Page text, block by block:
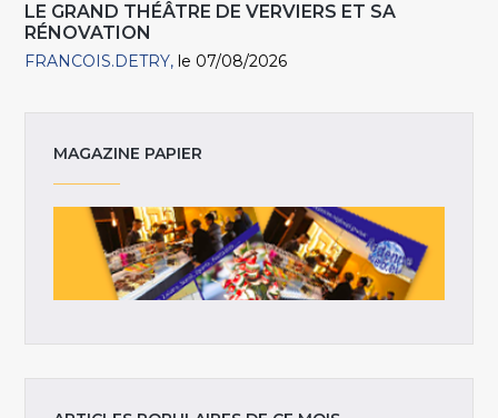
LE GRAND THÉÂTRE DE VERVIERS ET SA
RÉNOVATION
FRANCOIS.DETRY le 07/08/2026
MAGAZINE PAPIER